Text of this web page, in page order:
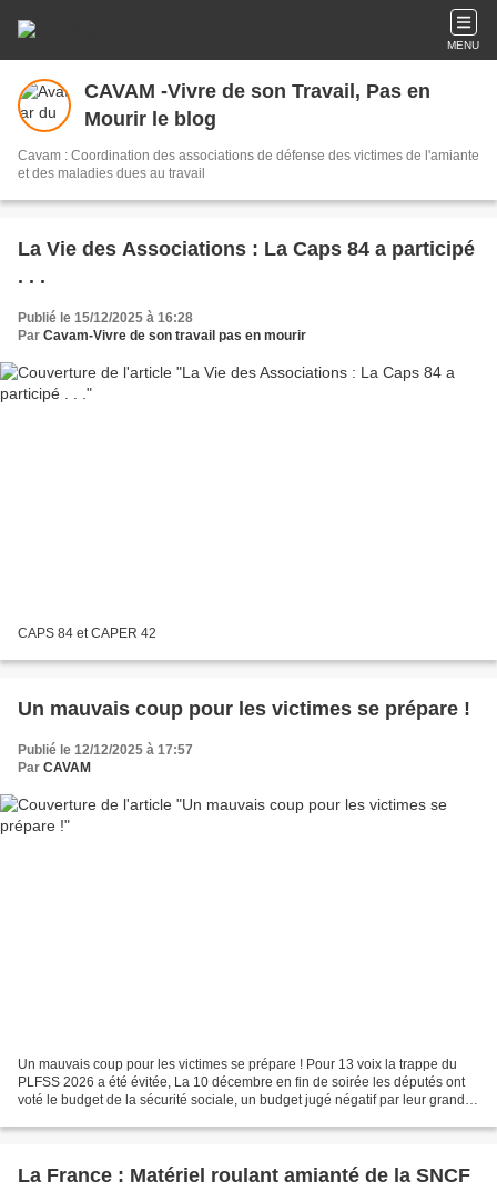
MENU
CAVAM -Vivre de son Travail, Pas en
Mourir le blog
Cavam : Coordination des associations de défense des victimes de l'amiante
et des maladies dues au travail
La Vie des Associations : La Caps 84 a participé
. . .
Publié le 15/12/2025 à 16:28
Par Cavam-Vivre de son travail pas en mourir
CAPS 84 et CAPER 42
Un mauvais coup pour les victimes se prépare !
Publié le 12/12/2025 à 17:57
Par CAVAM
Un mauvais coup pour les victimes se prépare ! Pour 13 voix la trappe du
PLFSS 2026 a été évitée, La 10 décembre en fin de soirée les députés ont
voté le budget de la sécurité sociale, un budget jugé négatif par leur grande
La France : Matériel roulant amianté de la SNCF